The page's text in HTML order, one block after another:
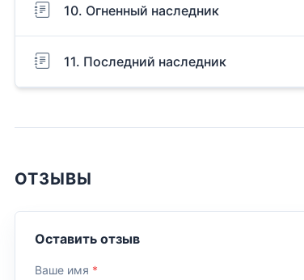
10. Огненный наследник
11. Последний наследник
ОТЗЫВЫ
Оставить отзыв
Ваше имя *